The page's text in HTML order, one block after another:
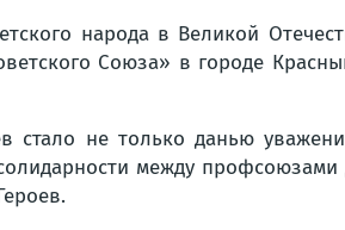
народа в Великой
Союза» в городе
стало не только данью
между